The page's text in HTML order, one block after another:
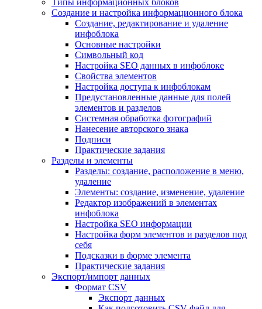
Типы информационных блоков
Создание и настройка информационного блока
Создание, редактирование и удаление
инфоблока
Основные настройки
Символьный код
Настройка SEO данных в инфоблоке
Свойства элементов
Настройка доступа к инфоблокам
Предустановленные данные для полей
элементов и разделов
Системная обработка фотографий
Нанесение авторского знака
Подписи
Практические задания
Разделы и элементы
Разделы: создание, расположение в меню,
удаление
Элементы: создание, изменение, удаление
Редактор изображений в элементах
инфоблока
Настройка SEO информации
Настройка форм элементов и разделов под
себя
Подсказки в форме элемента
Практические задания
Экспорт/импорт данных
Формат CSV
Экспорт данных